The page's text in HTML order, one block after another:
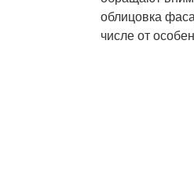
облицовка
числе от